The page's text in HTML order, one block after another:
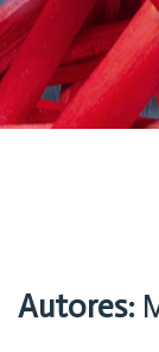
Autores: